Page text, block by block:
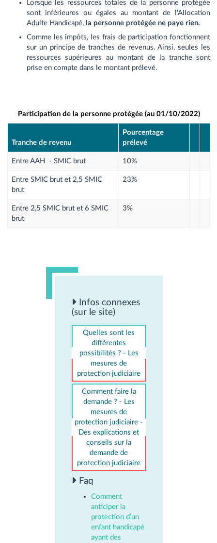
Lorsque les ressources totales de la personne protégée
sont inférieures ou égales au montant de l'Allocation
Adulte Handicapé, la personne protégée ne paye rien.
Comme les impôts, les frais de participation fonctionnent
sur un principe de tranches de revenus. Ainsi, seules les
ressources supérieures au montant de la tranche sont
prise en compte dans le montant prélevé.
Participation de la personne protégée (au 01/10/2022)
Tranche de revenu
Pourcentage
prélevé
Entre AAH - SMIC brut 10%
Entre SMIC brut et 2,5 SMIC
brut
23%
Entre 2,5 SMIC brut et 6 SMIC
brut
3%
Infos connexes
(sur le site)
Quelles sont les
différentes
possibilités ? - Les
mesures de
protection judiciaire
Comment faire la
demande ? - Les
mesures de
protection judiciaire -
Des explications et
conseils sur la
demande de
protection judiciaire
Faq
Comment
anticiper la
protection d’un
enfant handicapé
ayant des